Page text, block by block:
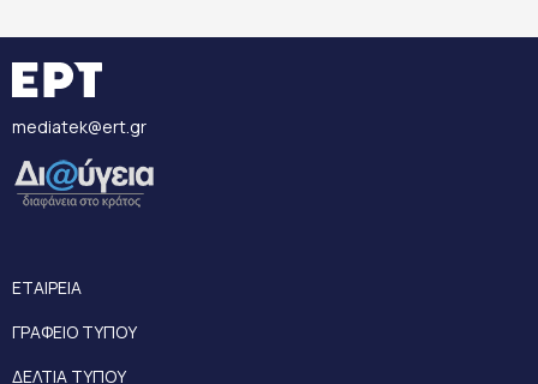
mediatek@ert.gr
ΕΤΑΙΡΕΙΑ
ΓΡΑΦΕΙΟ ΤΥΠΟΥ
ΔΕΛΤΙΑ ΤΥΠΟΥ